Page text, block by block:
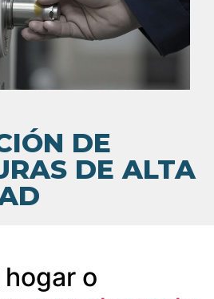
DE
DE ALTA
o